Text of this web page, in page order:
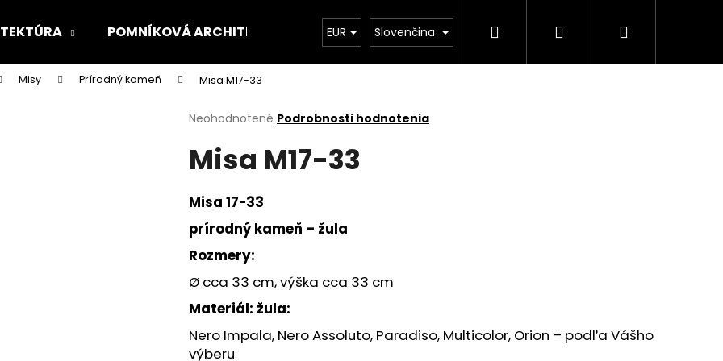
POMNÍKOVÁ ARCHITEKTÚRA O NÁS Kamenárstvo STONESTORE – Cenník
EUR Slovenčina Hľadať PrihlásenieNákupný
Misy Prírodný kameň Misa M17-33
Priemerné
produktu
je
z
5
hviezdičiek.
Neohodnotené Podrobnosti hodnotenia
Misa M17-33
Misa 17-33
prírodný kameň – žula
Rozmery:
Ø cca 33 cm, výška cca 33 cm
Materiál: žula:
Nero Impala, Nero Assoluto, Paradiso, Multicolor, Orion – podľa Vášho
výberu
Čo potrebujete nájsť?
HĽADAŤ